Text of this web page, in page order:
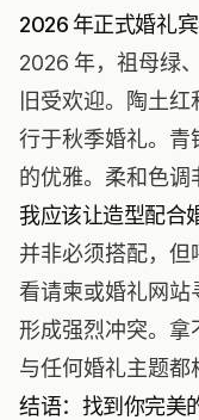
2026 年正式婚礼
2026 年，祖母绿
旧受欢迎。陶土
行于秋季婚礼。青
的优雅。柔和色调
我应该让造型配合
并非必须搭配，
看请柬或婚礼网站
形成强烈冲突。拿
与任何婚礼主题都
结语：找到你完美